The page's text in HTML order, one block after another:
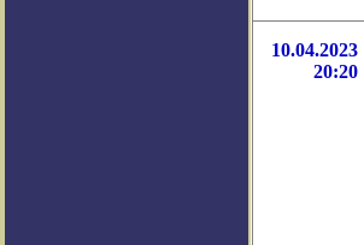
10.04.2023
20:20